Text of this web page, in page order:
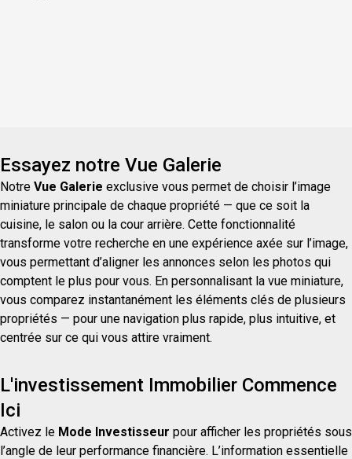
Essayez notre Vue Galerie
Notre Vue Galerie exclusive vous permet de choisir l’image
miniature principale de chaque propriété — que ce soit la
cuisine, le salon ou la cour arrière. Cette fonctionnalité
transforme votre recherche en une expérience axée sur l’image,
vous permettant d’aligner les annonces selon les photos qui
comptent le plus pour vous. En personnalisant la vue miniature,
vous comparez instantanément les éléments clés de plusieurs
propriétés — pour une navigation plus rapide, plus intuitive, et
centrée sur ce qui vous attire vraiment.
L'investissement Immobilier Commence
Ici
Activez le Mode Investisseur pour afficher les propriétés sous
l’angle de leur performance financière. L’information essentielle